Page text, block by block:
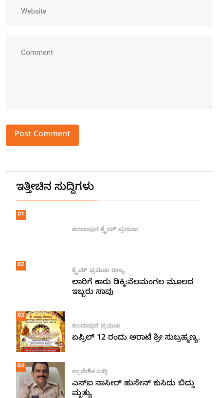
ಇತ್ತೀಚಿನ ಸುದ್ದಿಗಳು
01
ಕುಂದಾಪುರ ಕ್ರೈಮ್ ಪ್ರಮುಖ
02
ಕ್ರೈಮ್ ಪ್ರಮುಖ ರಾಜ್ಯ
ಲಾರಿಗೆ ಕಾರು ಡಿಕ್ಕಿ:ನೆಲಮಂಗಲ ಮೂಲದ
ಇಬ್ಬರು ಸಾವು
03
ಕುಂದಾಪುರ ಪ್ರಮುಖ
ಏಪ್ರಿಲ್ 12 ರಂದು ಅರಾಟೆ ಶ್ರೀ ಸುಬ್ರಹ್ಮಣ್ಯ.
04
ಪ್ರಾದೇಶಿಕ ಸುದ್ದಿ
ಎಸ್ಐ ನಾಸೀರ್ ಹುಸೇನ್ ಕುಸಿದು ಬಿದ್ದು
ಮೃತ್ಯು